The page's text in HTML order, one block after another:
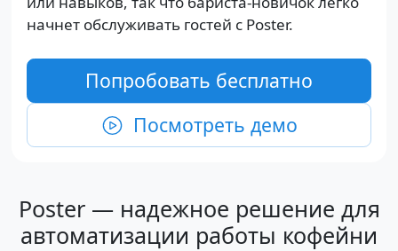
начнет обслуживать гостей с Poster.
Попробовать бесплатно
Посмотреть демо
Poster — надежное решение для
автоматизации работы кофейни